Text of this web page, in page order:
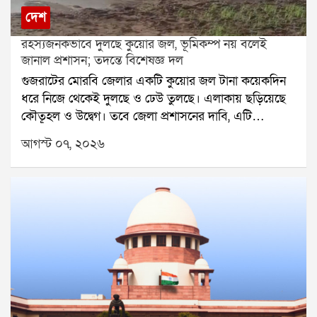
দেশ
রহস্যজনকভাবে দুলছে কুয়োর জল, ভূমিকম্প নয় বলেই
জানাল প্রশাসন; তদন্তে বিশেষজ্ঞ দল
গুজরাটের মোরবি জেলার একটি কুয়োর জল টানা কয়েকদিন
ধরে নিজে থেকেই দুলছে ও ঢেউ তুলছে। এলাকায় ছড়িয়েছে
কৌতূহল ও উদ্বেগ। তবে জেলা প্রশাসনের দাবি, এটি
ভূমিকম্পের লক্ষণ নয়। বিশেষজ্ঞদের প্রাথমিক অনুমান, ভূগর্ভে
আটকে থাকা গ্যাসের চাপের কারণেই এমন ঘটনা ঘটতে পারে।
গুজরাটের মোরবি জেলার বিরপারদা (Virparda) গ্রামে এক
কৃষকের কুয়োর জলে টানা কয়েকদিন ধরে অস্বাভাবিক ঢেউ ও
আলোড়ন দেখা যাওয়ায় কৌতূহলের পাশাপাশি উদ্বেগও
ছড়িয়েছে। ঘটনাটি খতিয়ে দেখতে প্রযুক্তিগত তদন্তের নির্দেশ
দিয়েছে জেলা প্রশাসন। তবে আপাতত আতঙ্কিত না হয়ে
গুজবে কান না দেওয়ার আহ্বান জানিয়েছেন জেলা কালেক্টর
স্বপ্নিল খারে।জানা গেছে, বিরপারদা গ্রামের কৃষক প্রাঞ্জীবনভাই
সারাডিয়ার জমিতে বর্ষার প্রায় তিন মাস আগে কুয়োটি নির্মাণ
করা হয়। এ বছরের ভালো বর্ষণের পর কুয়োটি পানিতে পূর্ণ
আগস্ট ০৭, ২০২৬